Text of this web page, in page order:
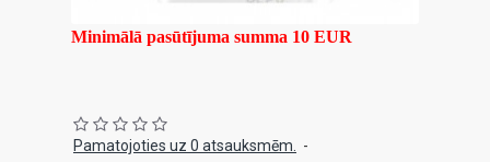
Minimālā pasūtījuma summa 10 EUR
Pamatojoties uz 0 atsauksmēm.
-